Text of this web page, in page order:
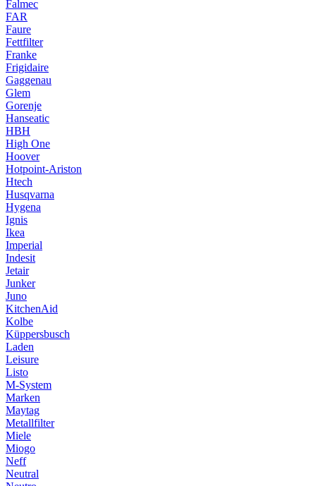
Falmec
FAR
Faure
Fettfilter
Franke
Frigidaire
Gaggenau
Glem
Gorenje
Hanseatic
HBH
High One
Hoover
Hotpoint-Ariston
Htech
Husqvarna
Hygena
Ignis
Ikea
Imperial
Indesit
Jetair
Junker
Juno
KitchenAid
Kolbe
Küppersbusch
Laden
Leisure
Listo
M-System
Marken
Maytag
Metallfilter
Miele
Miogo
Neff
Neutral